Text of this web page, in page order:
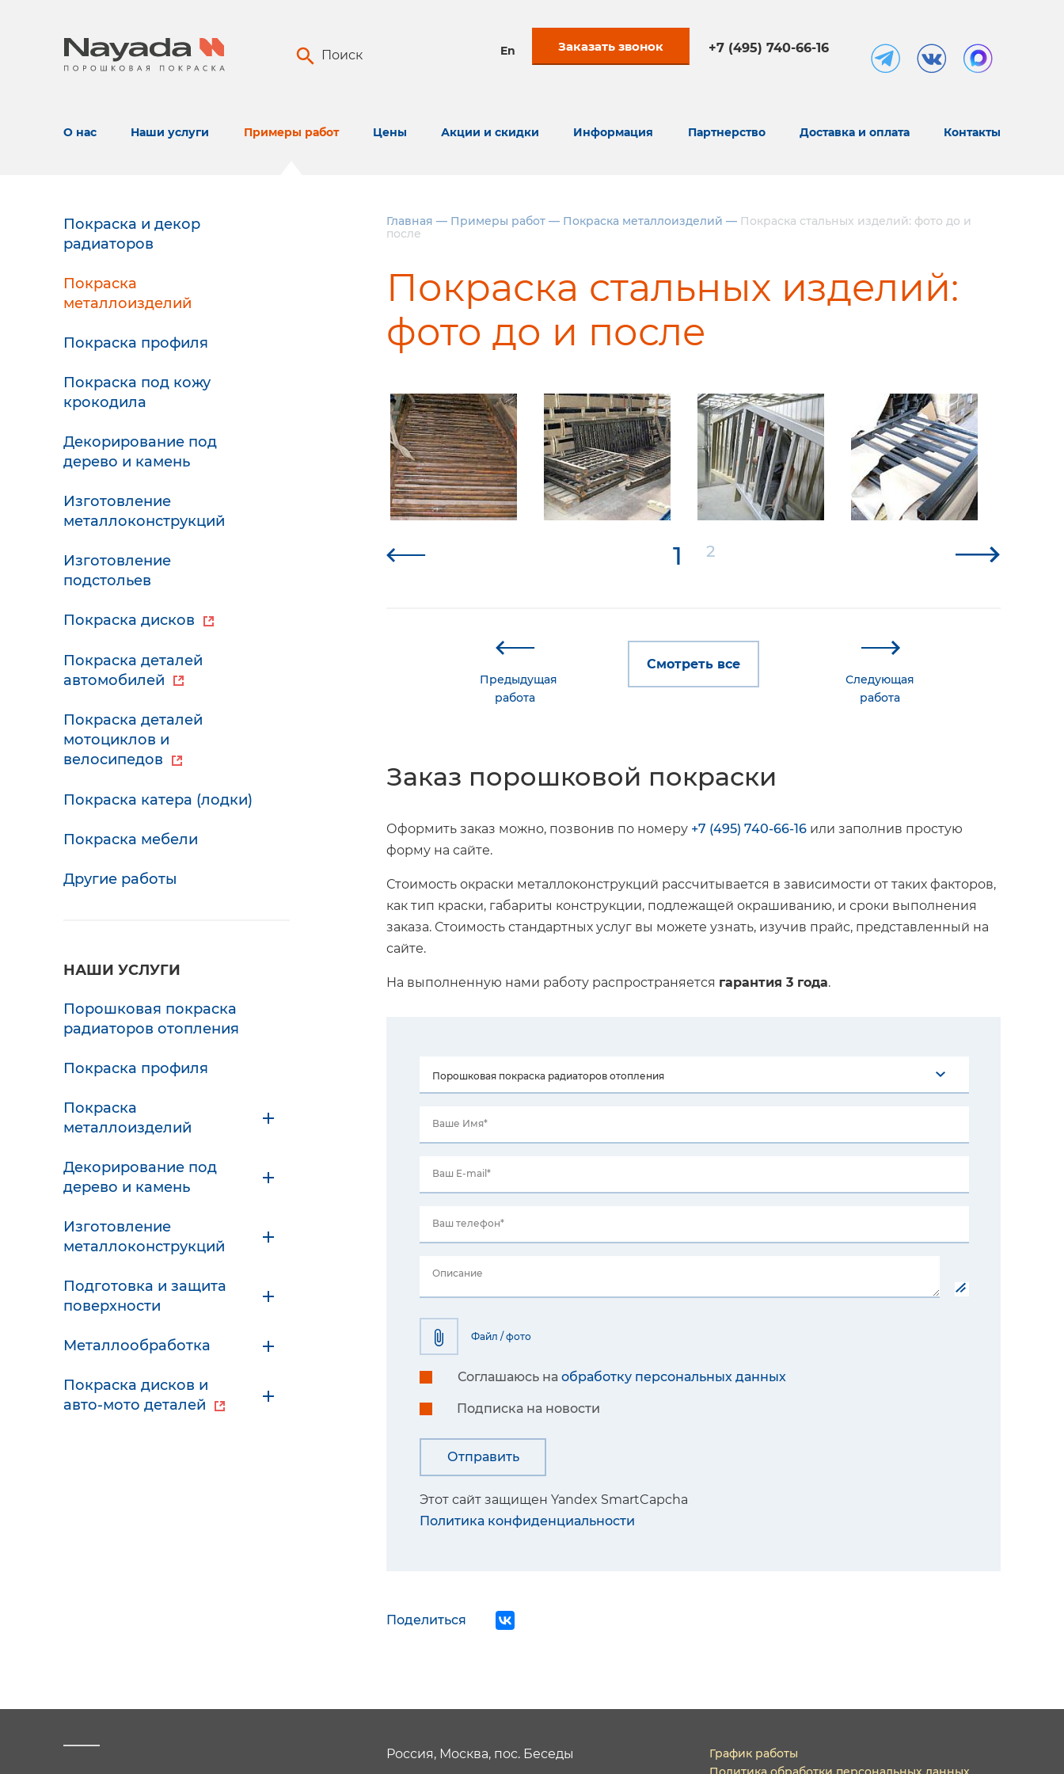
Поиск En Заказать звонок +7 (495) 740-66-16
О нас Наши услуги Примеры работ Цены Акции и скидки Информация Партнерство Доставка и оплата Контакты
Покраска и декор
радиаторов
Покраска
металлоизделий
Покраска профиля
Покраска под кожу
крокодила
Декорирование под
дерево и камень
Изготовление
металлоконструкций
Изготовление
подстольев
Покраска дисков
Покраска деталей
автомобилей
Покраска деталей
мотоциклов и
велосипедов
Покраска катера (лодки)
Покраска мебели
Другие работы
НАШИ УСЛУГИ
Порошковая покраска
радиаторов отопления
Покраска профиля
Покраска
металлоизделий
Декорирование под
дерево и камень
Изготовление
металлоконструкций
Подготовка и защита
поверхности
Металлообработка
Покраска дисков и
авто-мото деталей
Главная — Примеры работ — Покраска металлоизделий — Покраска стальных изделий: фото до и
после
Покраска стальных изделий:
фото до и после
1 2
Предыдущая
работа
Смотреть все
Следующая
работа
Заказ порошковой покраски
Оформить заказ можно, позвонив по номеру +7 (495) 740-66-16 или заполнив простую
форму на сайте.
Стоимость окраски металлоконструкций рассчитывается в зависимости от таких факторов,
как тип краски, габариты конструкции, подлежащей окрашиванию, и сроки выполнения
заказа. Стоимость стандартных услуг вы можете узнать, изучив прайс, представленный на
сайте.
На выполненную нами работу распространяется гарантия 3 года.
Ваше Имя*
Ваш E-mail*
Ваш телефон*
Описание
Файл / фото
Соглашаюсь на обработку персональных данных
Подписка на новости
Этот сайт защищен Yandex SmartCapcha
Политика конфиденциальности
Поделиться
Россия, Москва, пос. Беседы
График работы